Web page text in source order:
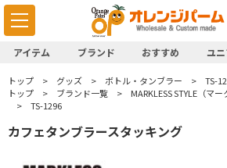
アイテム ブランド おすすめ ユ
トップ グッズ ボトル・タンブラー
TS-
トップ
ブランド一覧
MARKLESS STYLE（マー
TS-1296
カフェタンブラースタッキング